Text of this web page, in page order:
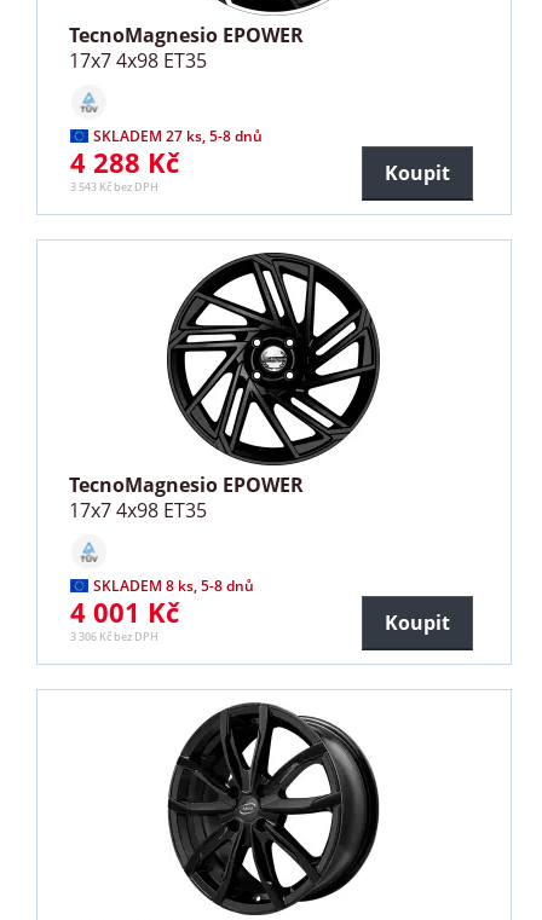
TecnoMagnesio EPOWER
17x7 4x98 ET35
SKLADEM 27 ks, 5-8 dnů
4 288 Kč
3 543 Kč bez DPH
Koupit
TecnoMagnesio EPOWER
17x7 4x98 ET35
SKLADEM 8 ks, 5-8 dnů
4 001 Kč
3 306 Kč bez DPH
Koupit